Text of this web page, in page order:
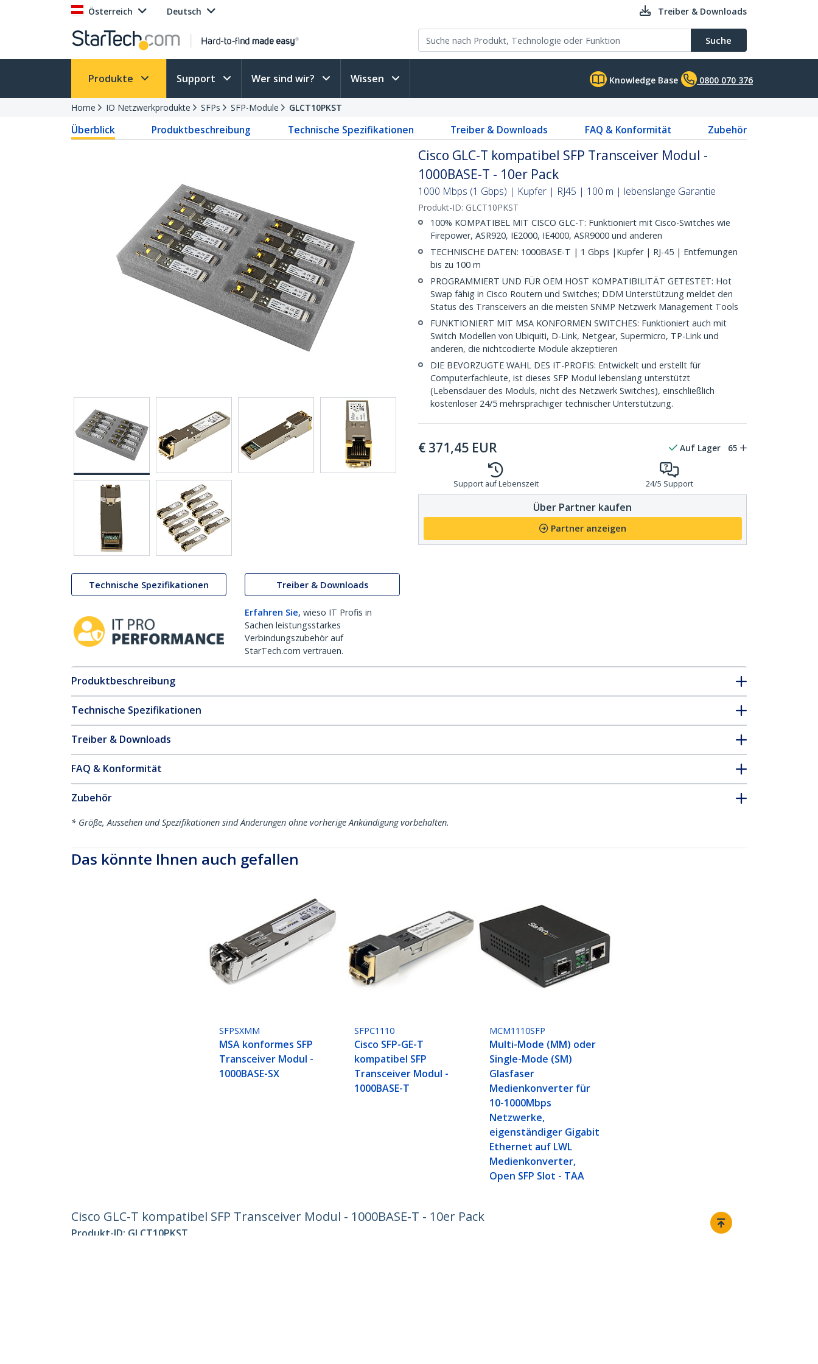
Österreich Deutsch Treiber & Downloads
Suche
Produkte Support Wer sind wir? Wissen Knowledge Base 0800 070 376
Home IO Netzwerkprodukte SFPs SFP-Module GLCT10PKST
Überblick Produktbeschreibung Technische Spezifikationen Treiber & Downloads FAQ & Konformität Zubehör
Technische Spezifikationen Treiber & Downloads
Erfahren Sie, wieso IT Profis in
Sachen leistungsstarkes
Verbindungszubehör auf
StarTech.com vertrauen.
Cisco GLC-T kompatibel SFP Transceiver Modul -
1000BASE-T - 10er Pack
1000 Mbps (1 Gbps) | Kupfer | RJ45 | 100 m | lebenslange Garantie
Produkt-ID: GLCT10PKST
100% KOMPATIBEL MIT CISCO GLC-T: Funktioniert mit Cisco-Switches wie
Firepower, ASR920, IE2000, IE4000, ASR9000 und anderen
TECHNISCHE DATEN: 1000BASE-T | 1 Gbps |Kupfer | RJ-45 | Entfernungen
bis zu 100 m
PROGRAMMIERT UND FÜR OEM HOST KOMPATIBILITÄT GETESTET: Hot
Swap fähig in Cisco Routern und Switches; DDM Unterstützung meldet den
Status des Transceivers an die meisten SNMP Netzwerk Management Tools
FUNKTIONIERT MIT MSA KONFORMEN SWITCHES: Funktioniert auch mit
Switch Modellen von Ubiquiti, D-Link, Netgear, Supermicro, TP-Link und
anderen, die nichtcodierte Module akzeptieren
DIE BEVORZUGTE WAHL DES IT-PROFIS: Entwickelt und erstellt für
Computerfachleute, ist dieses SFP Modul lebenslang unterstützt
(Lebensdauer des Moduls, nicht des Netzwerk Switches), einschließlich
kostenloser 24/5 mehrsprachiger technischer Unterstützung.
€ 371,45 EUR Auf Lager 65
Support auf Lebenszeit 24/5 Support
Über Partner kaufen
Partner anzeigen
Produktbeschreibung
Technische Spezifikationen
Treiber & Downloads
FAQ & Konformität
Zubehör
* Größe, Aussehen und Spezifikationen sind Änderungen ohne vorherige Ankündigung vorbehalten.
Das könnte Ihnen auch gefallen
SFPSXMM
MSA konformes SFP
Transceiver Modul -
1000BASE-SX
SFPC1110
Cisco SFP-GE-T
kompatibel SFP
Transceiver Modul -
1000BASE-T
MCM1110SFP
Multi-Mode (MM) oder
Single-Mode (SM)
Glasfaser
Medienkonverter für
10-1000Mbps
Netzwerke,
eigenständiger Gigabit
Ethernet auf LWL
Medienkonverter,
Open SFP Slot - TAA
Cisco GLC-T kompatibel SFP Transceiver Modul - 1000BASE-T - 10er Pack
Produkt-ID: GLCT10PKST